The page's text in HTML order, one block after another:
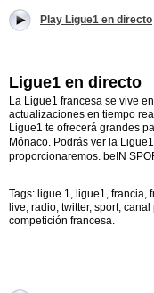
Play Ligue1 en directo
Ligue1 en directo
La Ligue1 francesa se vive
actualizaciones en tiempo
Ligue1 te ofrecerá grandes
Mónaco. Podrás ver la
proporcionaremos. beIN
Tags: ligue 1, ligue1, francia,
live, radio, twitter, sport,
competición francesa.